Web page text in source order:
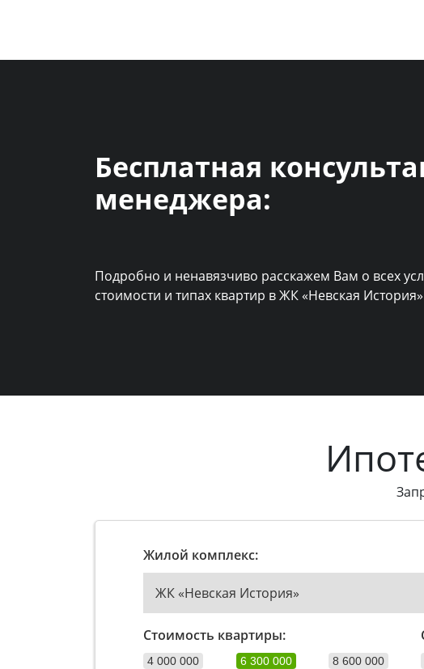
Бесплатная
менеджера:
Подробно и ненавязчиво расскажем Вам о всех
стоимости и типах квартир в ЖК «Невская История»
Жилой комплекс:
ЖК «Невская История»
Стоимость квартиры:
4 000 000 8 600 000
6 300 000